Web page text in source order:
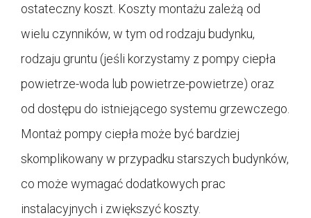
ostateczny koszt. Koszty montażu zależą od
wielu czynników, w tym od rodzaju budynku,
rodzaju gruntu (jeśli korzystamy z pompy ciepła
powietrze-woda lub powietrze-powietrze) oraz
od dostępu do istniejącego systemu grzewczego.
Montaż pompy ciepła może być bardziej
skomplikowany w przypadku starszych budynków,
co może wymagać dodatkowych prac
instalacyjnych i zwiększyć koszty.